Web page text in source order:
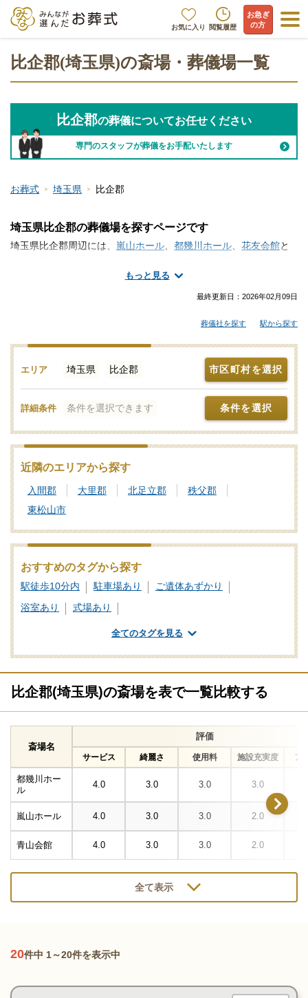
お気に入り 閲覧履歴
お急ぎ
の方
比企郡(埼玉県)の斎場・葬儀場一覧
比企郡の葬儀についてお任せください
専門のスタッフが葬儀をお手配いたします
お葬式 埼玉県 比企郡
もっと見る
埼玉県比企郡の葬儀場を探すページです
埼玉県比企郡周辺には、 嵐山ホール、 都幾川ホール、 花友会館と
め近隣地域の火葬場を利用します。家族葬などの葬儀を行う式場
は、ご自宅や寺院の式場、セレモニーホールなどが候補となりま
棺する流れが一般的ですが、地元に限らず近隣地域で利便性のよ
い総合斎場を利用する方もいらっしゃいます。「みんなが選んだ
お葬式」では、斎場やセレモニーホールを調査。それぞれの機能
や評価などをご覧いただき、申込みの流れなど、ご不明点があれ
ば、些細と思われることでも遠慮なくお電話でご相談ください。
葬儀と葬式、告別式の違いとは？葬儀の意味、費用相場や流れ
も解説
最終更新日： 2026年02月09日
葬儀社を探す 駅から探す
エリア 埼玉県 比企郡 市区町村を選択
詳細条件 条件を選択できます 条件を選択
近隣のエリアから探す
入間郡 大里郡 北足立郡
秩父郡
東松山市
おすすめのタグから探す
駅徒歩10分内 駐車場あり
ご遺体あずかり
浴室あり
式場あり
全てのタグを見る
比企郡(埼玉県)の斎場を表で一覧比較する
斎場名
評価
サービス 綺麗さ 使用料 施設充実度 ア
都幾川ホー
ル
4.0 3.0 3.0 3.0
嵐山ホール 4.0 3.0 3.0 2.0
青山会館 4.0 3.0 3.0 2.0
全て表示
20件中 1～20件を表示中